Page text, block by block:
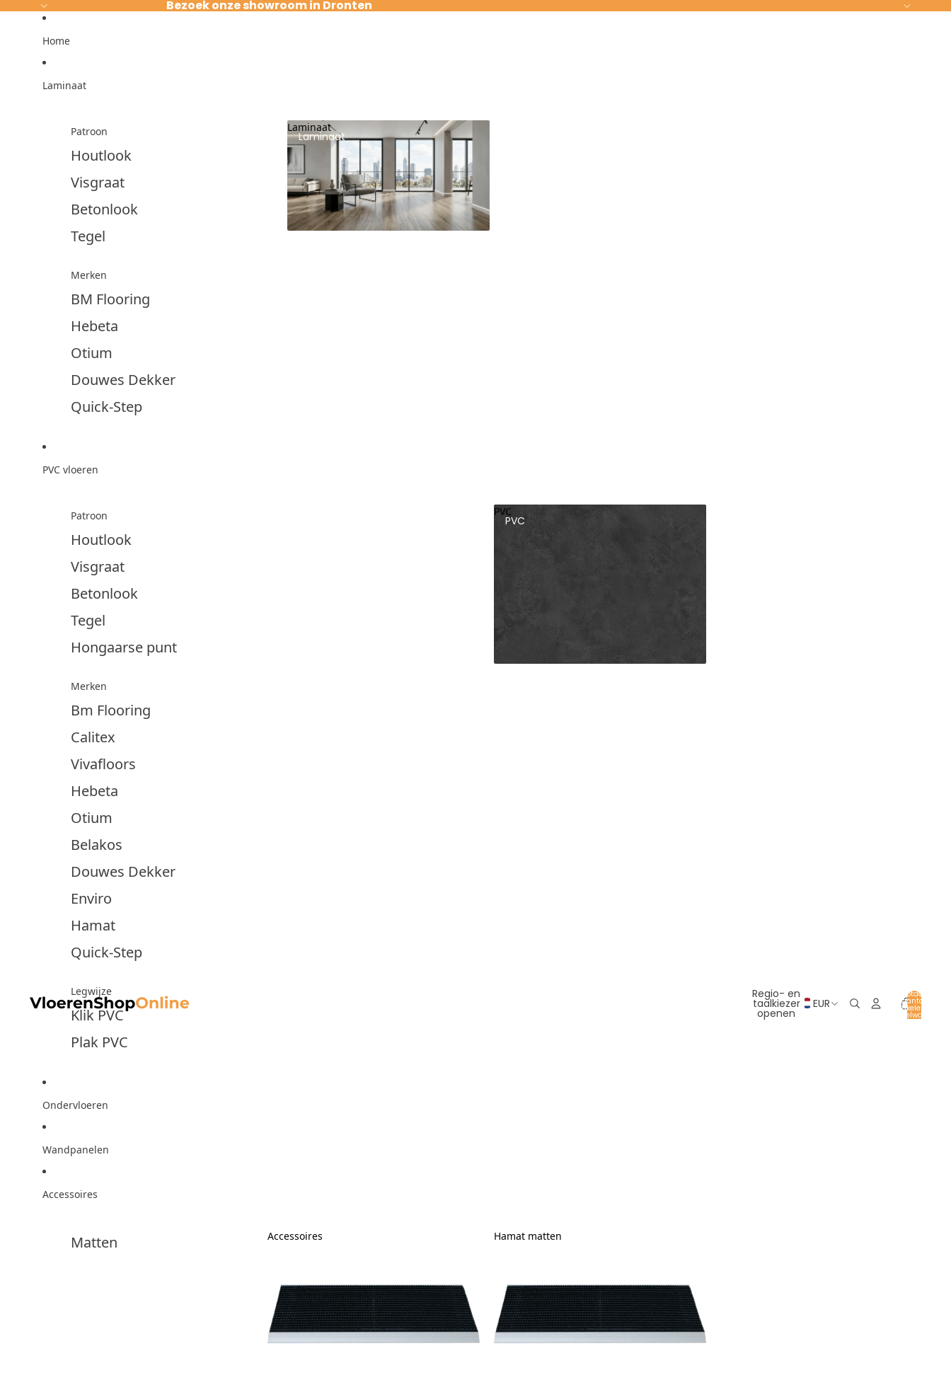
Bezoek onze showroom in Dronten
Home
Laminaat
Patroon
Houtlook
Visgraat
Betonlook
Tegel
Merken
BM Flooring
Hebeta
Otium
Douwes Dekker
Quick-Step
Laminaat
Laminaat
PVC vloeren
Patroon
Houtlook
Visgraat
Betonlook
Tegel
Hongaarse punt
Merken
Bm Flooring
Calitex
Vivafloors
Hebeta
Otium
Belakos
Douwes Dekker
Enviro
Hamat
Quick-Step
Legwijze
Klik PVC
Plak PVC
PVC
PVC
Ondervloeren
Wandpanelen
Accessoires
Matten Accessoires Hamat matten
Regio- en
taalkiezer
openen
EUR
Totaal
aantal
artikelen in
winkelwagen:
0